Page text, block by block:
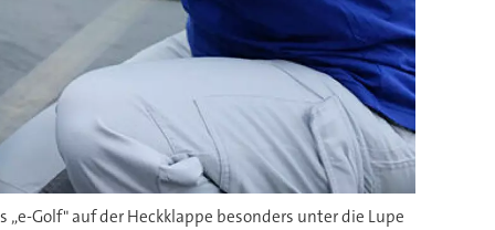
Golf" auf der Heckklappe besonders unter die Lupe